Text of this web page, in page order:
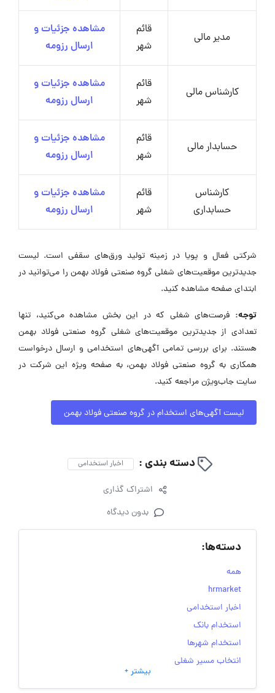
مدیر مالی
قائم
شهر
مشاهده جزئیات و
ارسال رزومه
کارشناس مالی
قائم
شهر
مشاهده جزئیات و
ارسال رزومه
حسابدار مالی
قائم
شهر
مشاهده جزئیات و
ارسال رزومه
کارشناس
حسابداری
قائم
شهر
مشاهده جزئیات و
ارسال رزومه
شرکتی فعال و پویا در زمینه تولید ورق‌های سقفی است. لیست
جدیدترین موقعیت‌های شغلی گروه صنعتی فولاد بهمن را می‌توانید در
ابتدای صفحه مشاهده کنید.
توجه: فرصت‌های شغلی که در این بخش مشاهده می‌کنید، تنها
تعدادی از جدیدترین موقعیت‌های شغلی گروه صنعتی فولاد بهمن
هستند. برای بررسی تمامی آگهی‌های استخدامی و ارسال درخواست
همکاری به گروه صنعتی فولاد بهمن، به صفحه ویژه این شرکت در
سایت جاب‌ویژن مراجعه کنید.
لیست آگهی‌های استخدام در گروه صنعتی فولاد بهمن
دسته بندی : اخبار استخدامی
اشتراک گذاری
بدون دیدگاه
دسته‌ها:
همه
hrmarket
اخبار استخدامی
استخدام بانک
استخدام شهرها
انتخاب مسیر شغلی
به‌روزرسانی‌های سایت (کارجویی)
بیشتر +